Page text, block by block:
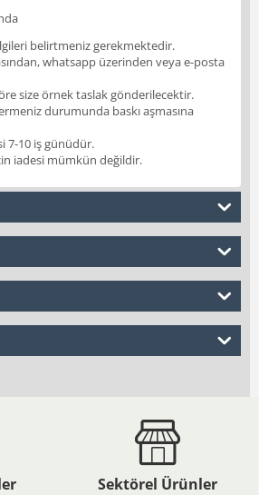
belirtmeniz gerekmektedir.
whatsapp üzerinden veya e-posta
size örnek taslak gönderilecektir.
durumunda baskı aşmasına
7-10 iş günüdür.
iadesi mümkün değildir.
Sektörel Ürünler